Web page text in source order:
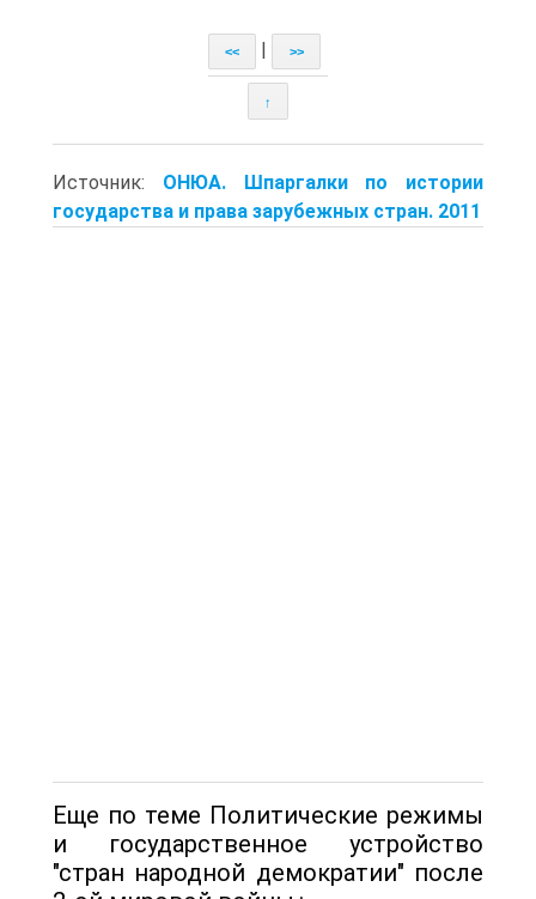
<< >>
↑
Источник: ОНЮА. Шпаргалки по истории
государства и права зарубежных стран. 2011
Еще по теме Политические режимы
и государственное устройство
"стран народной демократии" после